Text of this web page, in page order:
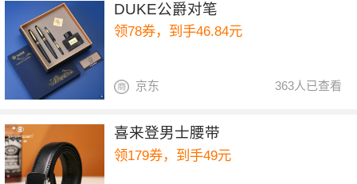
DUKE公爵对笔
领78券，到手46.84元
363人已查看
京东
喜来登男士腰带
领179券，到手49元